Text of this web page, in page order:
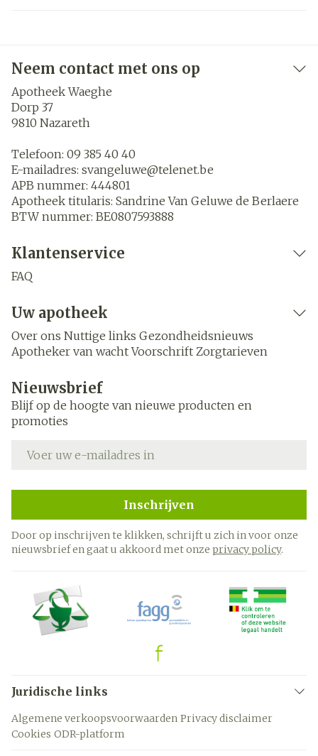
Neem contact met ons op
Apotheek Waeghe
Dorp 37
9810 Nazareth
Telefoon: 09 385 40 40
E-mailadres: svangeluwe@telenet.be
APB nummer: 444801
Apotheek titularis: Sandrine Van Geluwe de Berlaere
BTW nummer: BE0807593888
Klantenservice
FAQ
Uw apotheek
Over ons Nuttige links Gezondheidsnieuws
Apotheker van wacht Voorschrift Zorgtarieven
Nieuwsbrief
Blijf op de hoogte van nieuwe producten en
promoties
Inschrijven
Door op inschrijven te klikken, schrijft u zich in voor onze
nieuwsbrief en gaat u akkoord met onze privacy policy.
Juridische links
Algemene verkoopsvoorwaarden Privacy disclaimer
Cookies ODR-platform